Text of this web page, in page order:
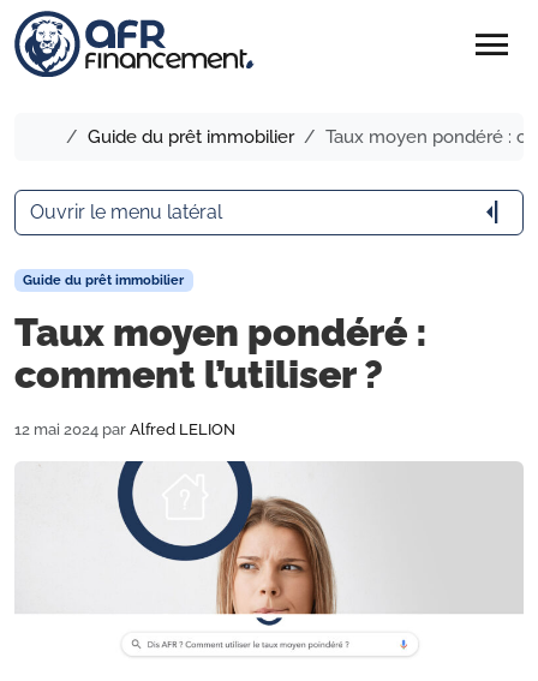
menu
Accueil
Guide du prêt immobilier Taux moyen pondéré :
Guide du prêt immobilier
Taux moyen pondéré :
comment l’utiliser ?
12 mai 2024 par Alfred LELION
Ouvrir le menu latéral arrow_menu_close